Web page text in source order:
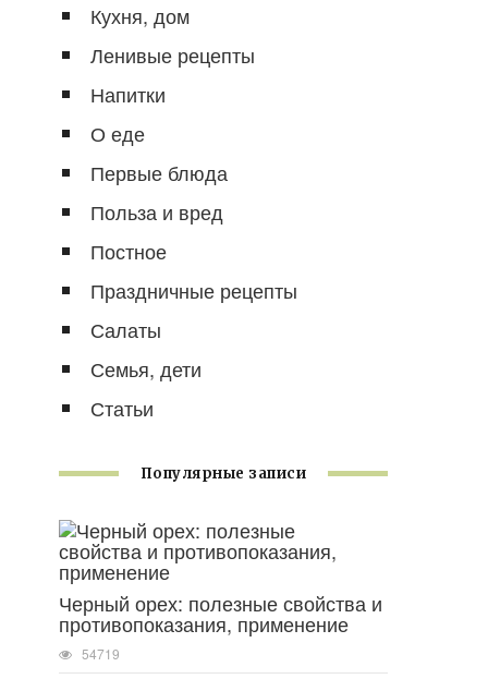
Кухня, дом
Ленивые рецепты
Напитки
О еде
Первые блюда
Польза и вред
Постное
Праздничные рецепты
Салаты
Семья, дети
Статьи
Популярные записи
Черный орех: полезные свойства и
противопоказания, применение
54719